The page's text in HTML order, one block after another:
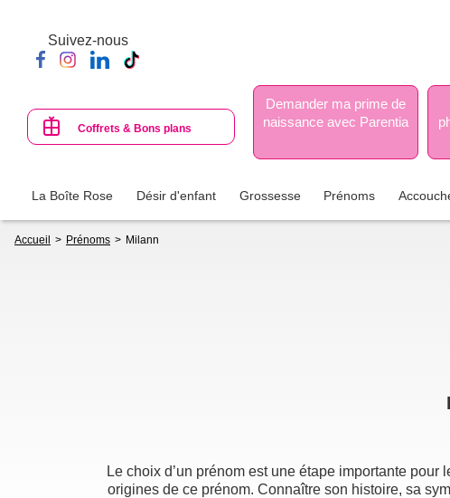
contenu
principal
Suivez-nous
Coffrets & Bons plans
Demander ma prime de
naissance avec Parentia
La Boîte Rose Désir d'enfant Grossesse Prénoms
d'Ariane
Accueil Prénoms Milann
Le choix d’un prénom est une étape importante
origines de ce prénom. Connaître son histoire, sa